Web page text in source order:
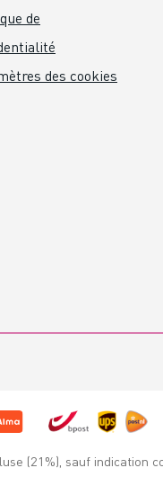
de
des cookies
(21%), sauf indication